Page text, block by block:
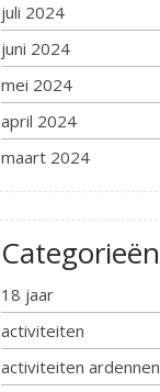
juli 2024
juni 2024
mei 2024
april 2024
maart 2024
Categorieën
18 jaar
activiteiten
activiteiten ardennen